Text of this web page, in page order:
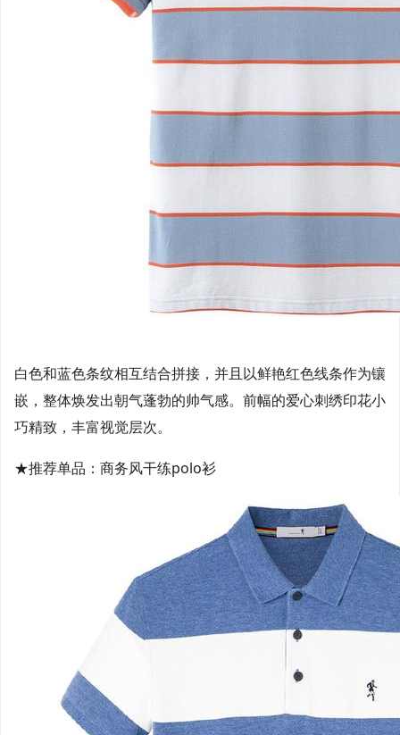
白色和蓝色条纹相互结合拼接，并且以鲜艳红色线条作为镶
嵌，整体焕发出朝气蓬勃的帅气感。前幅的爱心刺绣印花小
巧精致，丰富视觉层次。
★推荐单品：商务风干练polo衫